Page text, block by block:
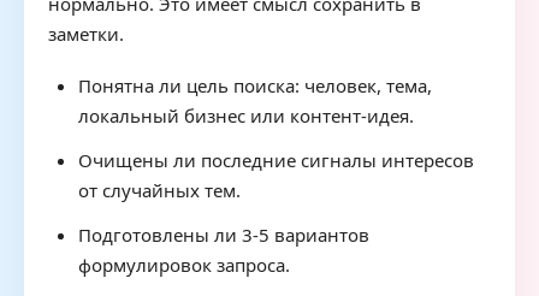
заметки.
Понятна ли цель поиска: человек, тема,
локальный бизнес или контент-идея.
Очищены ли последние сигналы интересов
от случайных тем.
Подготовлены ли 3-5 вариантов
формулировок запроса.